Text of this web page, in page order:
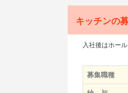
キッチンの
入社後はホー
募集職種